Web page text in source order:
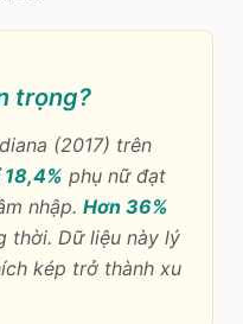
trọng?
(2017) trên
phụ nữ đạt
nhập. Hơn 36%
thời. Dữ liệu này lý
kép trở thành xu